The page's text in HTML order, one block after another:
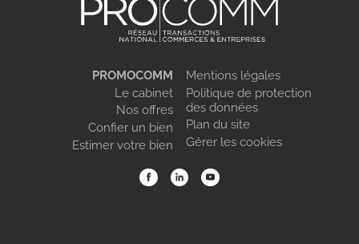
PROMOCOMM
Le cabinet
Nos offres
Confier un bien
Estimer votre bien
Mentions légales
Politique de protection
des données
Plan du site
Gérer les cookies